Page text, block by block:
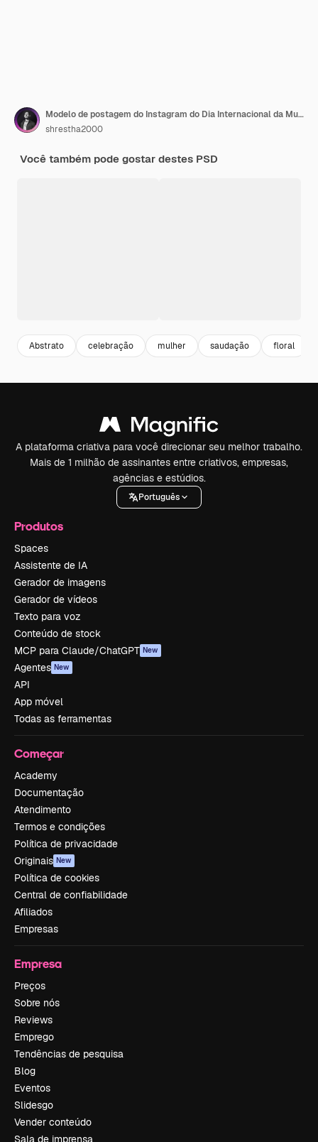
Modelo de postagem do Instagram do Dia Internacional da Mulher
shrestha2000
Você também pode gostar destes PSD
Abstrato celebração mulher saudação floral
A plataforma criativa para você direcionar seu melhor trabalho.
Mais de 1 milhão de assinantes entre criativos, empresas,
agências e estúdios.
Português
Produtos
Spaces
Assistente de IA
Gerador de imagens
Gerador de vídeos
Texto para voz
Conteúdo de stock
MCP para Claude/ChatGPT New
Agentes New
API
App móvel
Todas as ferramentas
Começar
Academy
Documentação
Atendimento
Termos e condições
Política de privacidade
Originais New
Política de cookies
Central de confiabilidade
Afiliados
Empresas
Empresa
Preços
Sobre nós
Reviews
Emprego
Tendências de pesquisa
Blog
Eventos
Slidesgo
Vender conteúdo
Sala de imprensa